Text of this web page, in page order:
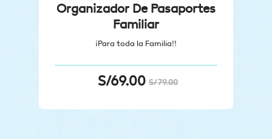
Organizador De Pasaportes
Familiar
¡Para toda la Familia!!
S/79.00
S/69.00